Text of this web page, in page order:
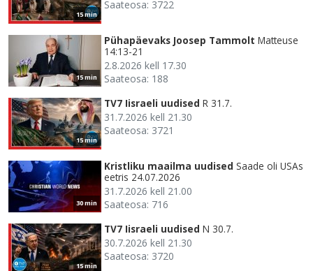
15 min
Saateosa: 3722
15 min
Pühapäevaks Joosep Tammolt Matteuse
14:13-21
2.8.2026 kell 17.30
Saateosa: 188
15 min
TV7 Iisraeli uudised R 31.7.
31.7.2026 kell 21.30
Saateosa: 3721
30 min
Kristliku maailma uudised Saade oli USAs
eetris 24.07.2026
31.7.2026 kell 21.00
Saateosa: 716
15 min
TV7 Iisraeli uudised N 30.7.
30.7.2026 kell 21.30
Saateosa: 3720